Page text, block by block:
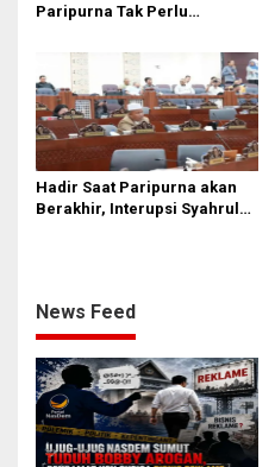
Paripurna Tak Perlu
Kourum
Hadir Saat Paripurna akan
Berakhir, Interupsi Syahrul
News Feed